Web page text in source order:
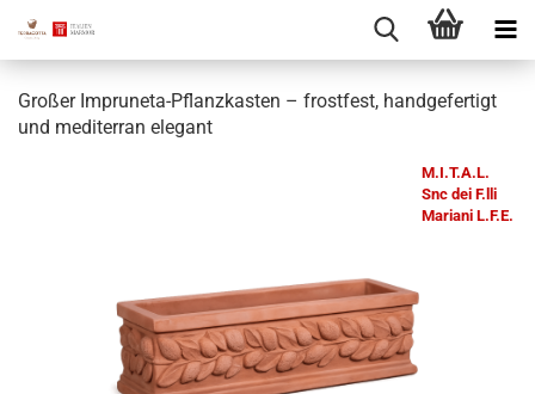
Großer Impruneta-Pflanzkasten – frostfest, handgefertigt
und mediterran elegant
M.I.T.A.L.
Snc dei F.lli
Mariani L.F.E.